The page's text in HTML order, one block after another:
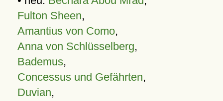
Fulton Sheen,
Amantius von Como,
Anna von Schlüsselberg,
Bademus,
Concessus und Gefährten,
Duvian,